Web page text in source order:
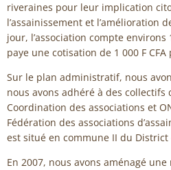
riveraines pour leur implication
l’assainissement et l’amélioration
jour, l’association compte
paye une cotisation de 1 000 F CFA
Sur le plan administratif, nous
nous avons adhéré à des collectifs
Coordination des associations et
Fédération des associations
est situé en commune II du District
En 2007, nous avons aménagé